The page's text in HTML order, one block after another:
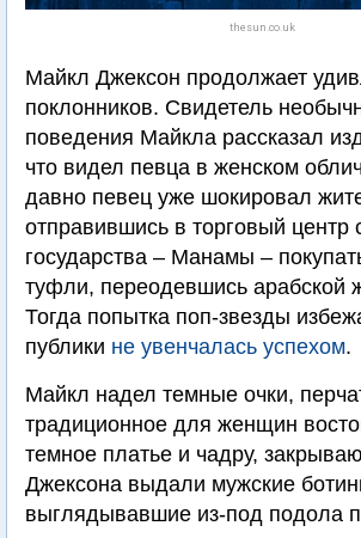
thesun.co.uk
Майкл Джексон продолжает
поклонников. Свидетель
поведения Майкла рассказал
что видел певца в женском
давно певец уже шокировал
отправившись в торговый центр
государства – Манамы –
туфли, переодевшись арабской
Тогда попытка поп-звезды
публики не увенчалась успехом.
Майкл надел темные очки,
традиционное для женщин
темное платье и чадру,
Джексона выдали мужские
выглядывавшие из-под подола